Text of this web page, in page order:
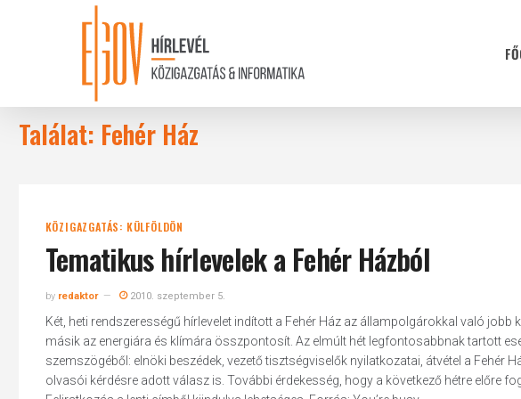
Találat: Fehér Ház
KÖZIGAZGATÁS: KÜLFÖLDÖN
Tematikus hírlevelek a Fehér Házból
by redaktor 2010. szeptember 5.
Két, heti rendszerességű hírlevelet indított a Fehér Ház az állampolgárokkal való
másik az energiára és klímára összpontosít. Az elmúlt hét legfontosabbnak tartott
szemszögéből: elnöki beszédek, vezető tisztségviselők nyilatkozatai, átvétel a Fehér
olvasói kérdésre adott válasz is. További érdekesség, hogy a következő hétre előre